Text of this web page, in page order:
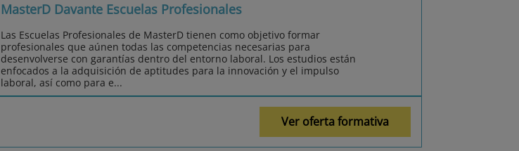
MasterD Davante Escuelas Profesionales
Las Escuelas Profesionales de MasterD tienen como objetivo formar
profesionales que aúnen todas las competencias necesarias para
desenvolverse con garantías dentro del entorno laboral. Los estudios están
enfocados a la adquisición de aptitudes para la innovación y el impulso
laboral, así como para e...
Ver oferta formativa